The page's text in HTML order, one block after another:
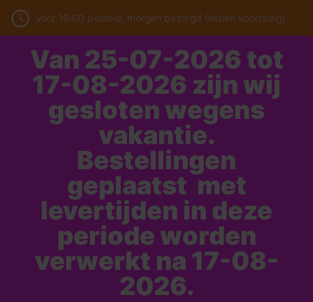
Voor 16:00 besteld, morgen bezorgd (indien voorradig)
Van 25-07-2026 tot
17-08-2026 zijn wij
gesloten wegens
vakantie.
Bestellingen
geplaatst met
levertijden in deze
periode worden
verwerkt na 17-08-
2026.